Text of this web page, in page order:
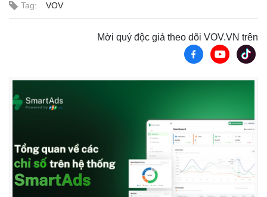
Tag: VOV
Mời quý độc giả theo dõi VOV.VN trên